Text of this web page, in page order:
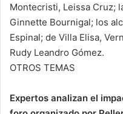
Montecristi, Leissa Cruz;
Ginnette Bournigal; los
Espinal; de Villa Elisa,
Rudy Leandro Gómez.
OTROS TEMAS
Expertos analizan el